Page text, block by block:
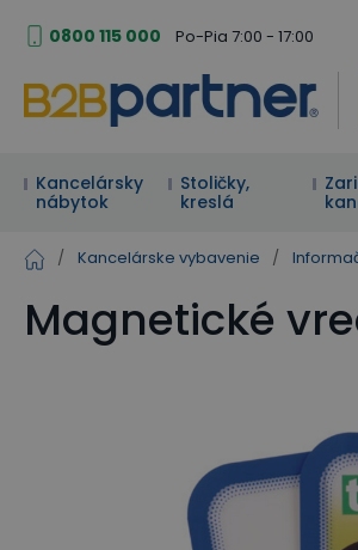
0800 115 000 Po-Pia 7:00 - 17:00
Kancelársky
nábytok
Stoličky,
kreslá
/ Kancelárske vybavenie /
Magnetické